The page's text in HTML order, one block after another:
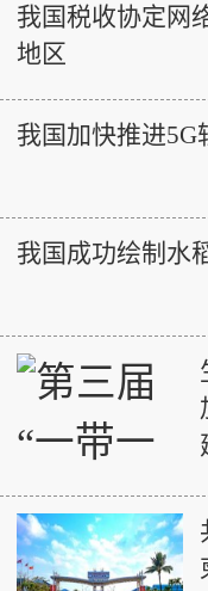
我国税收协定网
地区
我国加快推进
我国成功绘制水